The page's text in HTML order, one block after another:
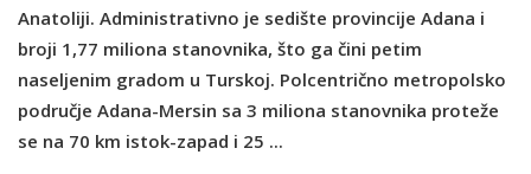
Anatoliji. Administrativno je sedište provincije Adana i
broji 1,77 miliona stanovnika, što ga čini petim
naseljenim gradom u Turskoj. Polcentrično metropolsko
područje Adana-Mersin sa 3 miliona stanovnika proteže
se na 70 km istok-zapad i 25 ...